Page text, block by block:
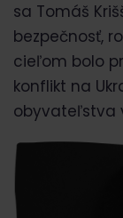
sa Tomáš
bezpečnosť,
cieľom bolo
konflikt na
obyvateľstva